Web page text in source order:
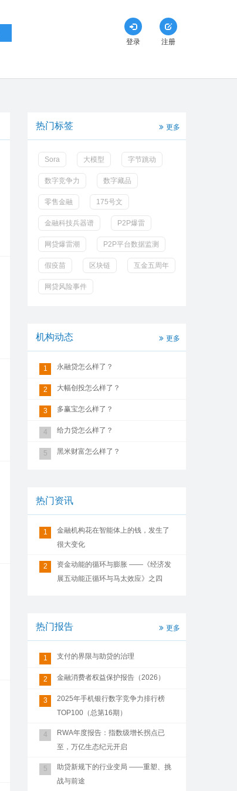
登录 注册
热门标签 更多
Sora 大模型 字节跳动
数字竞争力 数字藏品
零售金融 175号文
金融科技兵器谱 P2P爆雷
网贷爆雷潮 P2P平台数据监测
假疫苗 区块链 互金五周年
网贷风险事件
机构动态 更多
1 永融贷怎么样了？
2 大幅创投怎么样了？
3 多赢宝怎么样了？
4 给力贷怎么样了？
5 黑米财富怎么样了？
热门资讯
1
金融机构花在智能体上的钱，发生了
很大变化
2
资金动能的循环与膨胀 ——《经济发
展五动能正循环与马太效应》之四
热门报告 更多
1 支付的界限与助贷的治理
2 金融消费者权益保护报告（2026）
3
2025年手机银行数字竞争力排行榜
TOP100（总第16期）
4
RWA年度报告：指数级增长拐点已
至，万亿生态纪元开启
5
助贷新规下的行业变局 ——重塑、挑
战与前途